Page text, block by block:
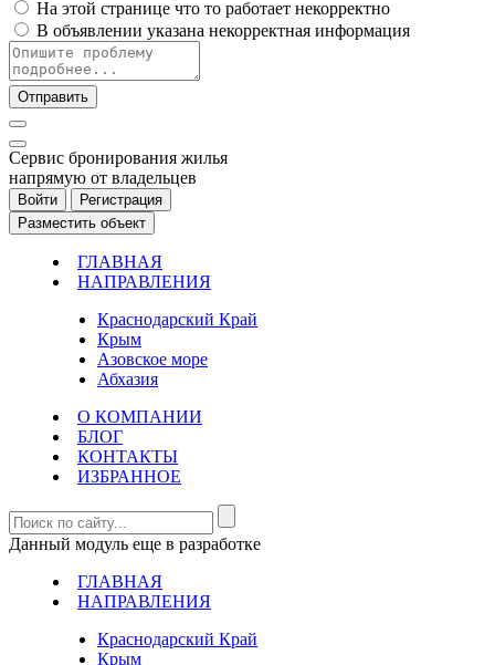
На этой странице что то работает некорректно
В объявлении указана некорректная информация
Отправить
Cервис бронирования жилья
напрямую от владельцев
Войти
Регистрация
Разместить объект
ГЛАВНАЯ
НАПРАВЛЕНИЯ
Краснодарский Край
Крым
Азовское море
Абхазия
О КОМПАНИИ
БЛОГ
КОНТАКТЫ
ИЗБРАННОЕ
Данный модуль еще в разработке
ГЛАВНАЯ
НАПРАВЛЕНИЯ
Краснодарский Край
Крым